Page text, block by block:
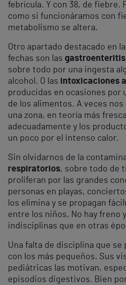
febrícula. Y con 38, de fiebre.
como si funcionáramos con
metabolismo se altera.
Otro apartado destacado en
fechas son las
sobre todo por una ingesta
alcohol. O las
intoxicaciones
producidas en ocasiones por
de los alimentos. A veces
una zona, en teoría más
adecuadamente y los
un poco por el intenso calor.
Sin olvidarnos de la
respiratorios, sobre todo de
proliferan por las grandes
personas en playas,
los elimina y se propagan
entre los niños. No hay freno
indisciplinas que en otras
Una falta de disciplina que
con los más pequeños. Sus
pediátricas las motivan,
episodios digestivos. Bien